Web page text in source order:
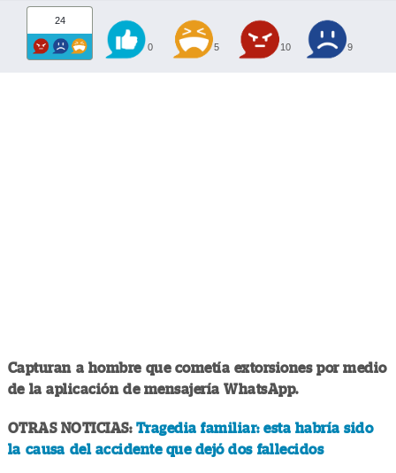
24
0 5 10 9
Capturan a hombre que cometía extorsiones por medio
de la aplicación de mensajería WhatsApp.
OTRAS NOTICIAS:Tragedia familiar: esta habría sido
la causa del accidente que dejó dos fallecidos